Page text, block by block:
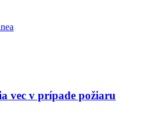
vec v prípade požiaru